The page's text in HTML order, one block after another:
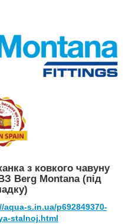
з ковкого чавуну
Berg Montana (під
aqua-s.in.ua/p692849370-
stalnoj.html